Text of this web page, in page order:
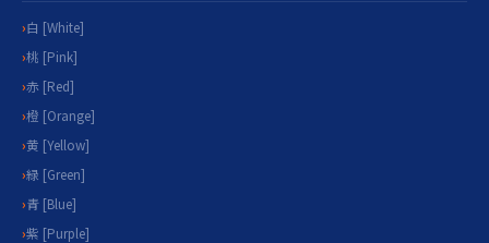
白 [White]
桃 [Pink]
赤 [Red]
橙 [Orange]
黄 [Yellow]
緑 [Green]
青 [Blue]
紫 [Purple]